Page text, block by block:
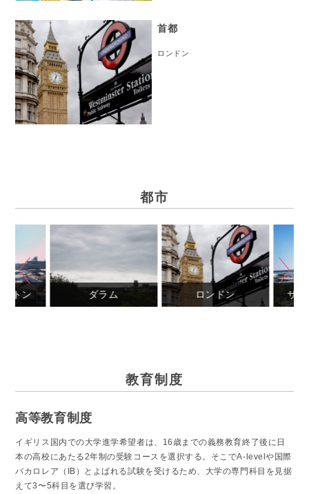
首都
ロンドン
都市
Previous
トン ダラム ロンドン サウ
Next
教育制度
高等教育制度
イギリス国内での大学進学希望者は、16歳までの義務教育終了後に日
本の高校にあたる2年制の受験コースを選択する。そこでA-levelや国際
バカロレア（IB）とよばれる試験を受けるため、大学の専門科目を見据
えて3〜5科目を選び学習。